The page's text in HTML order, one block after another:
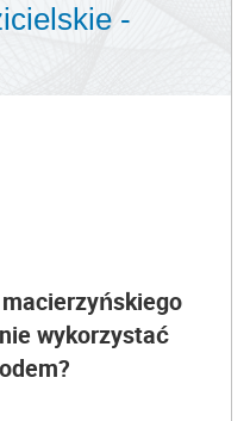
-
wykorzystać